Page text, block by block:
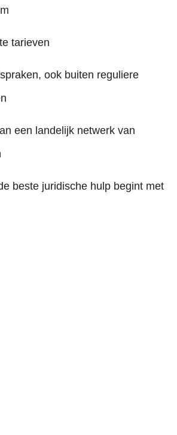
tarieven
ook buiten reguliere
een landelijk netwerk van
beste juridische hulp begint met